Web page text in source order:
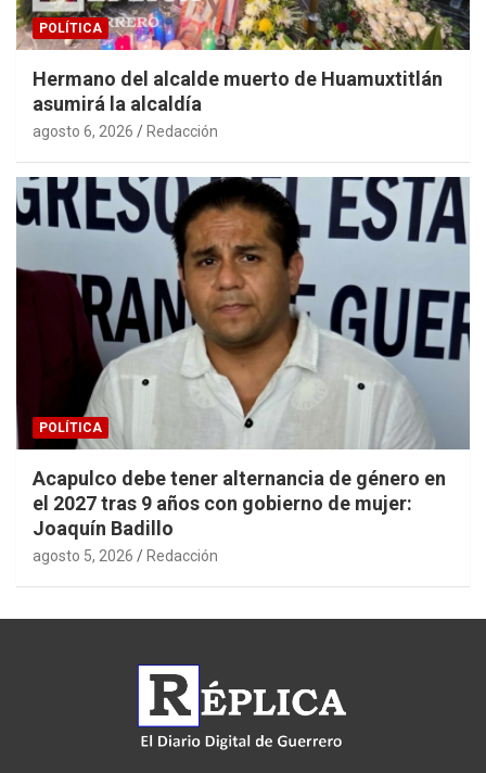
POLÍTICA
Hermano del alcalde muerto de Huamuxtitlán
asumirá la alcaldía
agosto 6, 2026 Redacción
POLÍTICA
Acapulco debe tener alternancia de género en
el 2027 tras 9 años con gobierno de mujer:
Joaquín Badillo
agosto 5, 2026 Redacción